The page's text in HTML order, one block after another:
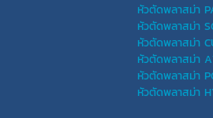
หัวตัดพลาสม่า
หัวตัดพลาสม่า
หัวตัดพลาสม่า
หัวตัดพลาสม่า
หัวตัดพลาสม่า
หัวตัดพลาสม่า